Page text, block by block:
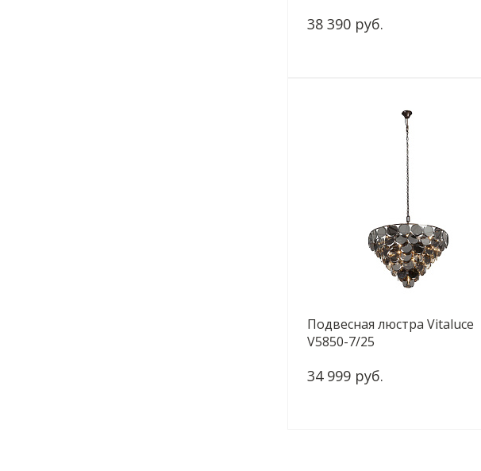
38 390 руб.
Подвесная люстра Vitaluce
V5850-7/25
34 999 руб.